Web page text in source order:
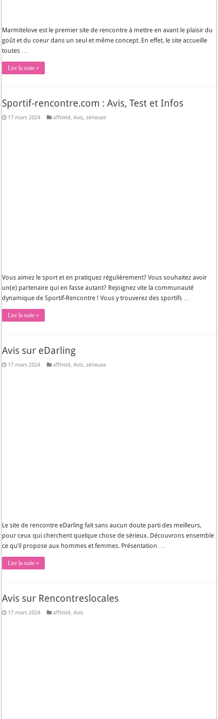
Marmitelove est le premier site de rencontre à mettre en avant le plaisir du
goût et du coeur dans un seul et même concept. En effet, le site accueille
toutes …
Lire la suite »
Sportif-rencontre.com : Avis, Test et Infos
17 mars 2024 affinité,Avis,sérieuse
Vous aimez le sport et en pratiquez régulièrement? Vous souhaitez avoir
un(e) partenaire qui en fasse autant? Rejoignez vite la communauté
dynamique de Sportif-Rencontre ! Vous y trouverez des sportifs …
Lire la suite »
Avis sur eDarling
17 mars 2024 affinité,Avis,sérieuse
Le site de rencontre eDarling fait sans aucun doute parti des meilleurs,
pour ceux qui cherchent quelque chose de sérieux. Découvrons ensemble
ce qu’il propose aux hommes et femmes. Présentation …
Lire la suite »
Avis sur Rencontreslocales
17 mars 2024 affinité,Avis